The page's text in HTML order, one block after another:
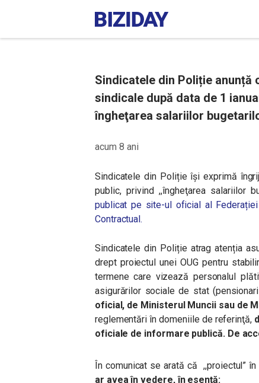
Sindicatele din Poliție
sindicale după data de 1
îngheţarea salariilor
acum 8 ani
Sindicatele din Poliție își exprimă
public, privind,,îngheţarea salariilor
publicat pe site-ul oficial al
Contractual.
Sindicatele din Poliție atrag atenția
drept proiectul unei OUG pentru
termene care vizează personalul
asigurărilor sociale de stat
oficial, de Ministerul Muncii sau de
reglementări în domeniile de referinţă,
oficiale de informare publică. De
În comunicat se arată că ,,proiectul”
ar avea în vedere, în esenţă: